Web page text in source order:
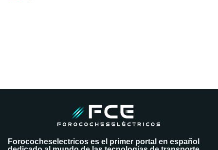
Forococheselectricos es el primer portal en español